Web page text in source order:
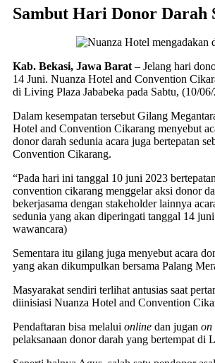
Sambut Hari Donor Darah
Kab. Bekasi, Jawa Barat – Jelang hari
14 Juni. Nuanza Hotel and Convention
di Living Plaza Jababeka pada Sabtu, (10/
Dalam kesempatan tersebut Gilang
Hotel and Convention Cikarang menyebut
donor darah sedunia acara juga bertepatan
Convention Cikarang.
“Pada hari ini tanggal 10 juni 2023
convention cikarang menggelar aksi donor
bekerjasama dengan stakeholder lainnya
sedunia yang akan diperingati tanggal 14
wawancara)
Sementara itu gilang juga menyebut acara
yang akan dikumpulkan bersama Palang
Masyarakat sendiri terlihat antusias saat
diinisiasi Nuanza Hotel and Convention
Pendaftaran bisa melalui online dan jugan on
pelaksanaan donor darah yang bertempat di